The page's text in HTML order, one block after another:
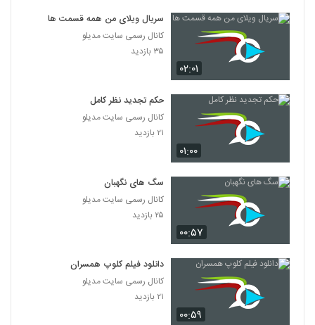
۰۲:۰۱
سریال ویلای من همه قسمت ها
کانال رسمی سایت مدیلو
۳۵ بازدید
۰۱:۰۰
حکم تجدید نظر کامل
کانال رسمی سایت مدیلو
۲۱ بازدید
۰۰:۵۷
سگ های نگهبان
کانال رسمی سایت مدیلو
۲۵ بازدید
۰۰:۵۹
دانلود فیلم کلوپ همسران
کانال رسمی سایت مدیلو
۲۱ بازدید